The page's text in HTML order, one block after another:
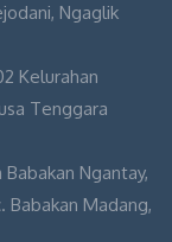
Ngaglik
Kelurahan
Tenggara
Ngantay,
Babakan Madang,